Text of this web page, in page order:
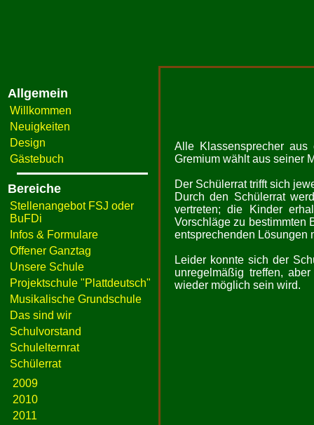
Allgemein
Willkommen
Neuigkeiten
Design
Gästebuch
Bereiche
Stellenangebot FSJ oder
BuFDi
Infos & Formulare
Offener Ganztag
Unsere Schule
Projektschule "Plattdeutsch"
Musikalische Grundschule
Das sind wir
Schulvorstand
Schulelternrat
Schülerrat
2009
2010
2011
Alle Klassensprecher
Gremium wählt aus seiner
Der Schülerrat trifft sich
Durch den Schülerrat
vertreten; die Kinder
Vorschläge zu bestimmten
entsprechenden Lösungen
Leider konnte sich der
unregelmäßig treffen,
wieder möglich sein wird.